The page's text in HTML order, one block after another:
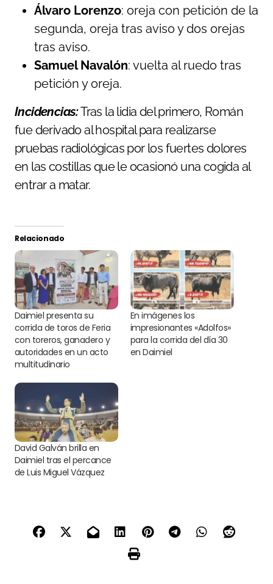
Álvaro Lorenzo: oreja con petición de la
segunda, oreja tras aviso y dos orejas
tras aviso.
Samuel Navalón: vuelta al ruedo tras
petición y oreja.
Incidencias:Tras la lidia del primero, Román
fue derivado al hospital para realizarse
pruebas radiológicas por los fuertes dolores
en las costillas que le ocasionó una cogida al
entrar a matar.
Relacionado
Daimiel presenta su
corrida de toros de Feria
con toreros, ganadero y
autoridades en un acto
multitudinario
En imágenes los
impresionantes «Adolfos»
para la corrida del día 30
en Daimiel
David Galván brilla en
Daimiel tras el percance
de Luis Miguel Vázquez